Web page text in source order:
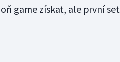
game získat, ale první set